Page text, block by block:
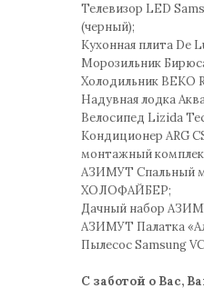
Телевизор LED
(черный);
Кухонная плита De
Морозильник
Холодильник BEKO
Надувная лодка
Велосипед Lizida
Кондиционер ARG
монтажный
АЗИМУТ Спальный
ХОЛОФАЙБЕР;
Дачный набор
АЗИМУТ Палатка
Пылесос Samsung
С заботой о Вас,